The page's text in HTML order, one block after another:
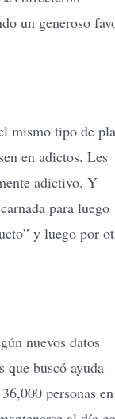
un generoso
mismo tipo de
en adictos. Les
adictivo. Y
para luego
y luego por
nuevos datos
buscó ayuda
personas en